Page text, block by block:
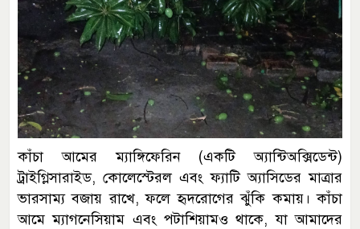
কাঁচা আমের ম্যাঙ্গিফেরিন (একটি অ্যান্টিঅক্সিডেন্ট)
ট্রাইগ্লিসারাইড, কোলেস্টেরল এবং ফ্যাটি অ্যাসিডের মাত্রার
ভারসাম্য বজায় রাখে, ফলে হৃদরোগের ঝুঁকি কমায়। কাঁচা
আমে ম্যাগনেসিয়াম এবং পটাশিয়ামও থাকে, যা আমাদের